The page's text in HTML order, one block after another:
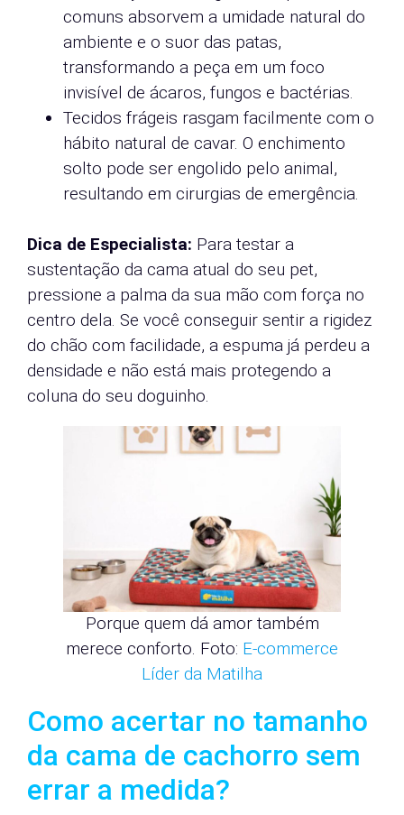
comuns absorvem a umidade natural do
ambiente e o suor das patas,
transformando a peça em um foco
invisível de ácaros, fungos e bactérias.
Tecidos frágeis rasgam facilmente com o
hábito natural de cavar. O enchimento
solto pode ser engolido pelo animal,
resultando em cirurgias de emergência.
Dica de Especialista: Para testar a
sustentação da cama atual do seu pet,
pressione a palma da sua mão com força no
centro dela. Se você conseguir sentir a rigidez
do chão com facilidade, a espuma já perdeu a
densidade e não está mais protegendo a
coluna do seu doguinho.
Porque quem dá amor também
merece conforto. Foto: E-commerce
Líder da Matilha
Como acertar no tamanho
da cama de cachorro sem
errar a medida?